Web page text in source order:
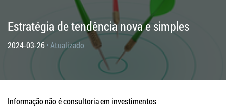
Estratégia de tendência nova e simples
2024-03-26• Atualizado
Informação não é consultoria em investimentos